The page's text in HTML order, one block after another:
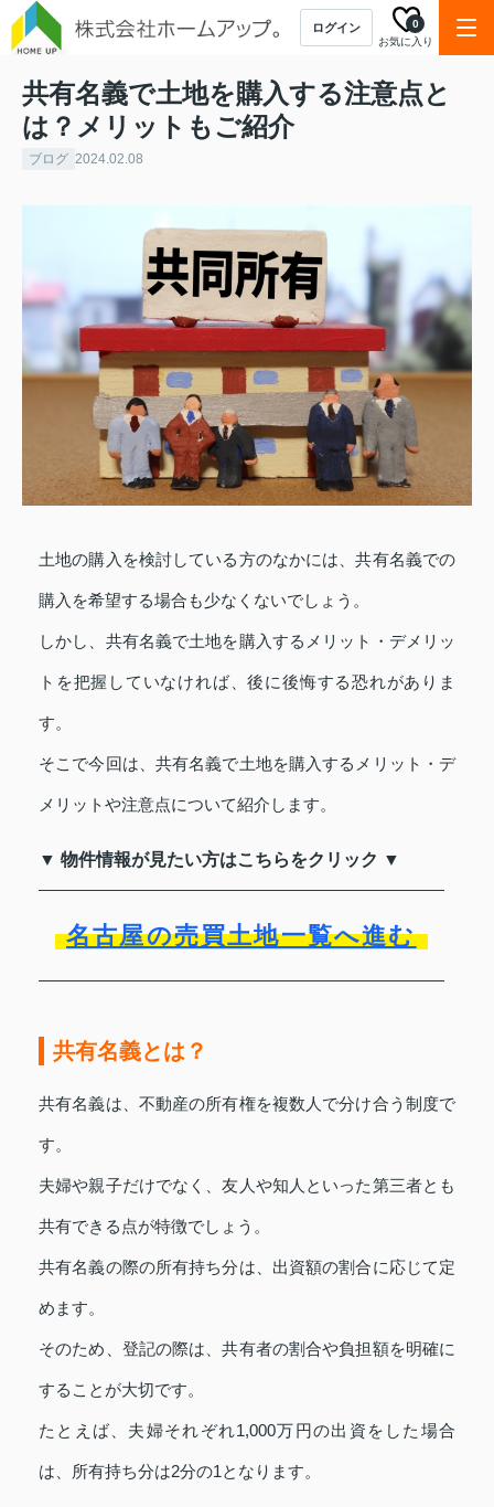
ログイン
お気に入り
0
共有名義で土地を購入する注意点と
は？メリットもご紹介
ブログ 2024.02.08
土地の購入を検討している方のなかには、共有名義での
購入を希望する場合も少なくないでしょう。
しかし、共有名義で土地を購入するメリット・デメリッ
トを把握していなければ、後に後悔する恐れがありま
す。
そこで今回は、共有名義で土地を購入するメリット・デ
メリットや注意点について紹介します。
▼ 物件情報が見たい方はこちらをクリック ▼
名古屋の売買土地一覧へ進む
共有名義とは？
共有名義は、不動産の所有権を複数人で分け合う制度で
す。
夫婦や親子だけでなく、友人や知人といった第三者とも
共有できる点が特徴でしょう。
共有名義の際の所有持ち分は、出資額の割合に応じて定
めます。
そのため、登記の際は、共有者の割合や負担額を明確に
することが大切です。
たとえば、夫婦それぞれ1,000万円の出資をした場合
は、所有持ち分は2分の1となります。